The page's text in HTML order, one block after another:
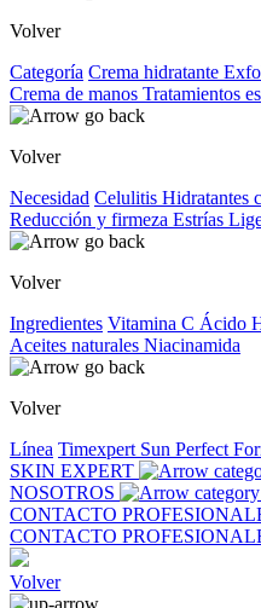
Volver
Categoría Crema hidratante
Crema de manos Tratamientos
Volver
Necesidad Celulitis Hidratantes
Reducción y firmeza Estrías
Volver
Ingredientes Vitamina C Ácido
Aceites naturales Niacinamida
Volver
Línea Timexpert Sun Perfect
SKIN EXPERT
NOSOTROS
CONTACTO
CONTACTO
Volver